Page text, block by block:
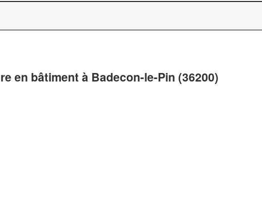
en bâtiment à Badecon-le-Pin (36200)